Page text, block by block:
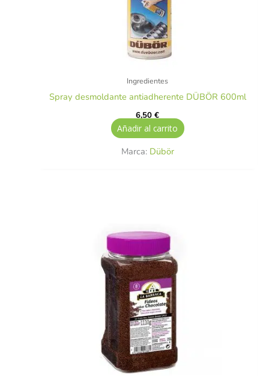
Ingredientes
Spray desmoldante antiadherente DÜBÖR 600ml
6,50€
Añadir al carrito
Marca: Dübör